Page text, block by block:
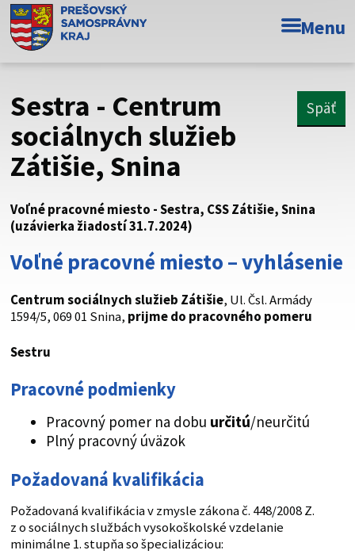
Doména psk.sk je oficiálna
Toto je oficiálna webová stránka Prešovského
Táto stránka je zabezpečená
Buďte pozorní a vždy sa uistite, že zdieľate informácie iba
cez zabezpečenú webovú stránku. Zabezpečená stránka
Menu
Sestra - Centrum
sociálnych služieb
Zátišie, Snina
Späť
Voľné pracovné miesto - Sestra, CSS Zátišie, Snina
(uzávierka žiadostí 31.7.2024)
Voľné pracovné miesto – vyhlásenie
Centrum sociálnych služieb Zátišie, Ul. Čsl. Armády
1594/5, 069 01 Snina, prijme do pracovného pomeru
Sestru
Pracovné podmienky
Pracovný pomer na dobu určitú/neurčitú
Plný pracovný úväzok
Požadovaná kvalifikácia
Požadovaná kvalifikácia v zmysle zákona č. 448/2008 Z.
z o sociálnych službách vysokoškolské vzdelanie
minimálne 1. stupňa so špecializáciou: